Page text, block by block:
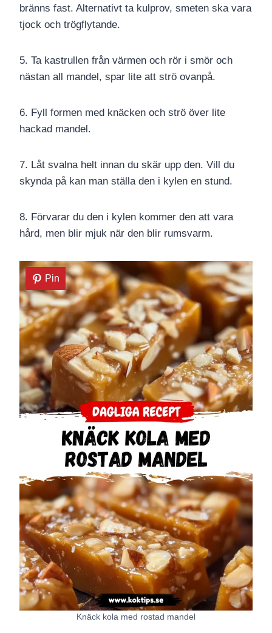
bränns fast. Alternativt ta kulprov, smeten ska vara
tjock och trögflytande.
5. Ta kastrullen från värmen och rör i smör och
nästan all mandel, spar lite att strö ovanpå.
6. Fyll formen med knäcken och strö över lite
hackad mandel.
7. Låt svalna helt innan du skär upp den. Vill du
skynda på kan man ställa den i kylen en stund.
8. Förvarar du den i kylen kommer den att vara
hård, men blir mjuk när den blir rumsvarm.
Pin
Knäck kola med rostad mandel